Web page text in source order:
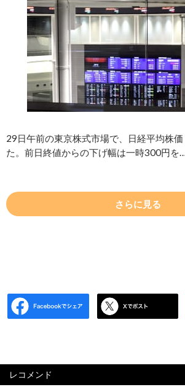
29日午前の東京株式市場で、日経平均株
た。前日終値からの下げ幅は一時300円を
さらに見る
レコメンド